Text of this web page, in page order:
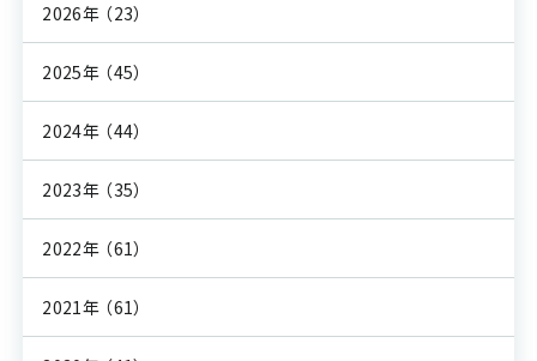
2026年 （23）
2025年 （45）
2024年 （44）
2023年 （35）
2022年 （61）
2021年 （61）